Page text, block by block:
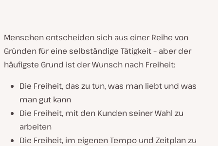
Menschen entscheiden sich aus einer Reihe von
Gründen für eine selbständige Tätigkeit – aber der
häufigste Grund ist der Wunsch nach Freiheit:
Die Freiheit, das zu tun, was man liebt und was
man gut kann
Die Freiheit, mit den Kunden seiner Wahl zu
arbeiten
Die Freiheit, im eigenen Tempo und Zeitplan zu